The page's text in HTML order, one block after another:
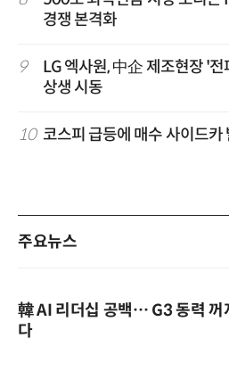
경쟁 본격화
9
LG 엑사원, 中企 제조현장 '
상생 시동
10 코스피 급등에 매수 사이드카
주요뉴스
韓 AI 리더십 공백… G3 동력 꺼
다